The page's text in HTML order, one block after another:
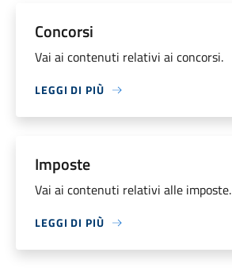
Concorsi
Vai ai contenuti relativi ai concorsi.
LEGGI DI PIÙ
Imposte
Vai ai contenuti relativi alle imposte.
LEGGI DI PIÙ